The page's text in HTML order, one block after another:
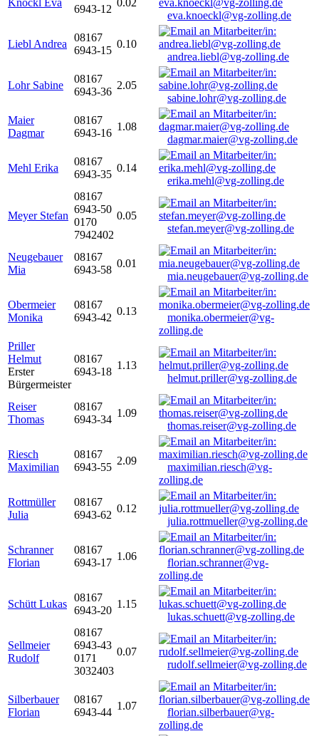
Knöckl Eva
6943-12
0.02
eva.knoeckl@vg-zolling.de
Liebl Andrea
08167
6943-15
0.10
andrea.liebl@vg-zolling.de
Lohr Sabine
08167
6943-36
2.05
sabine.lohr@vg-zolling.de
Maier
Dagmar
08167
6943-16
1.08
dagmar.maier@vg-zolling.de
Mehl Erika
08167
6943-35
0.14
erika.mehl@vg-zolling.de
Meyer Stefan
08167
6943-50
0170
7942402
0.05
stefan.meyer@vg-zolling.de
Neugebauer
Mia
08167
6943-58
0.01
mia.neugebauer@vg-zolling.de
Obermeier
Monika
08167
6943-42
0.13
monika.obermeier@vg-
zolling.de
Priller
Helmut
Erster
Bürgermeister
08167
6943-18
1.13
helmut.priller@vg-zolling.de
Reiser
Thomas
08167
6943-34
1.09
thomas.reiser@vg-zolling.de
Riesch
Maximilian
08167
6943-55
2.09
maximilian.riesch@vg-
zolling.de
Rottmüller
Julia
08167
6943-62
0.12
julia.rottmueller@vg-zolling.de
Schranner
Florian
08167
6943-17
1.06
florian.schranner@vg-
zolling.de
Schütt Lukas
08167
6943-20
1.15
lukas.schuett@vg-zolling.de
Sellmeier
Rudolf
08167
6943-43
0171
3032403
0.07
rudolf.sellmeier@vg-zolling.de
Silberbauer
Florian
08167
6943-44
1.07
florian.silberbauer@vg-
zolling.de